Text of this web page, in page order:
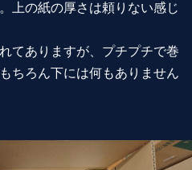
上の紙の厚さは頼りない感じ
てありますが、プチプチで巻
ちろん下には何もありません